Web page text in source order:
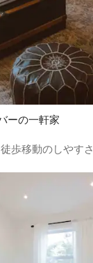
ーの一軒家
徒歩移動のしやすさ